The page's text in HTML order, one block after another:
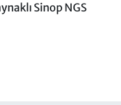
Sinop NGS